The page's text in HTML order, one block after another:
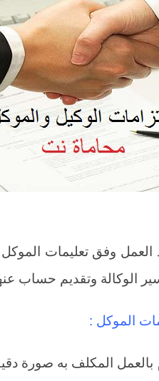
العمل وفق تعليمات
الوكالة وتقديم حساب
الموكل :
بالعمل المكلف به صورة